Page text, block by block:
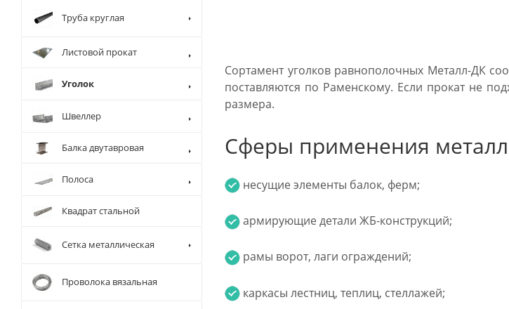
Сортамент уголков равнополочных Металл-ДК
поставляются по Раменскому. Если прокат не
размера.
Сферы применения
несущие элементы балок, ферм;
армирующие детали ЖБ-конструкций;
рамы ворот, лаги ограждений;
каркасы лестниц, теплиц, стеллажей;
Труба круглая
Листовой прокат
Уголок
Швеллер
Балка двутавровая
Полоса
Квадрат стальной
Сетка металлическая
Проволока вязальная